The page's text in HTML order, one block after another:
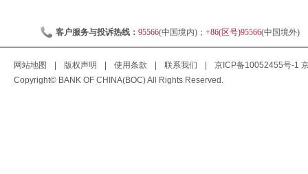
客户服务与投诉热线： 95566(中国境内)； +86(区号)95566(中国境外)
网站地图 版权声明 使用条款 联系我们 京ICP备10052455号-1
Copyright© BANK OF CHINA(BOC) All Rights Reserved.